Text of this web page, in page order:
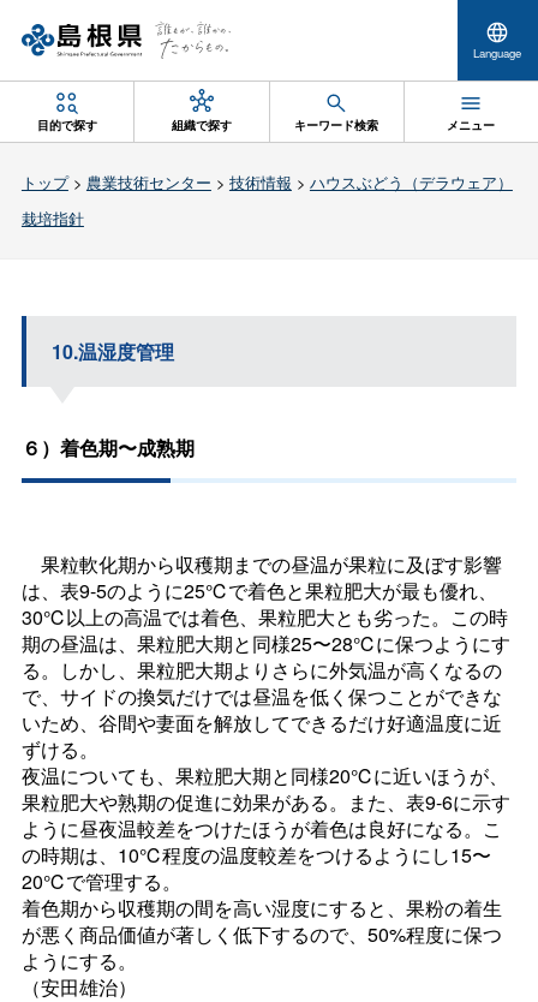
Language
目的で探す 組織で探す キーワード検索 メニュー
トップ> 農業技術センター > 技術情報 > ハウスぶどう（デラウェア）
栽培指針
10.温湿度管理
６）着色期〜成熟期
果粒軟化期から収穫期までの昼温が果粒に及ぼす影響
は、表9-5のように25℃で着色と果粒肥大が最も優れ、
30℃以上の高温では着色、果粒肥大とも劣った。この時
期の昼温は、果粒肥大期と同様25〜28℃に保つようにす
る。しかし、果粒肥大期よりさらに外気温が高くなるの
で、サイドの換気だけでは昼温を低く保つことができな
いため、谷間や妻面を解放してできるだけ好適温度に近
ずける。
夜温についても、果粒肥大期と同様20℃に近いほうが、
果粒肥大や熟期の促進に効果がある。また、表9-6に示す
ように昼夜温較差をつけたほうが着色は良好になる。こ
の時期は、10℃程度の温度較差をつけるようにし15〜
20℃で管理する。
着色期から収穫期の間を高い湿度にすると、果粉の着生
が悪く商品価値が著しく低下するので、50%程度に保つ
ようにする。
（安田雄治）